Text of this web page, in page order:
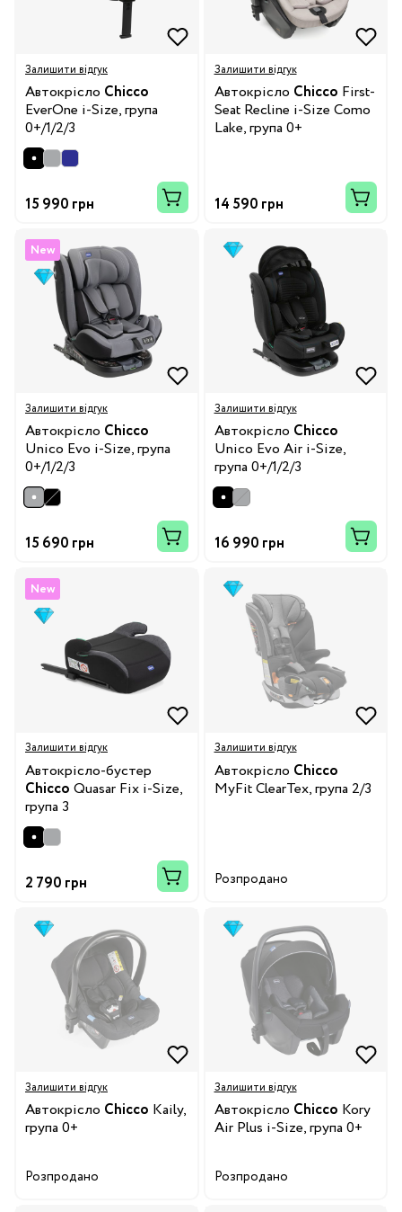
Залишити відгук
Автокрісло Chicco
EverOne i-Size, група
0+/1/2/3
15 990 грн
Залишити відгук
Автокрісло Chicco First-
Seat Recline i-Size Como
Lake, група 0+
14 590 грн
New
Залишити відгук
Автокрісло Chicco
Unico Evo i-Size, група
0+/1/2/3
15 690 грн
Залишити відгук
Автокрісло Chicco
Unico Evo Air i-Size,
група 0+/1/2/3
16 990 грн
New
Залишити відгук
Автокрісло-бустер
Chicco Quasar Fix i-Size,
група 3
2 790 грн
Залишити відгук
Автокрісло Chicco
MyFit ClearTex, група 2/3
Розпродано
Залишити відгук
Автокрісло Chicco Kaily,
група 0+
Розпродано
Залишити відгук
Автокрісло Chicco Kory
Air Plus i-Size, група 0+
Розпродано